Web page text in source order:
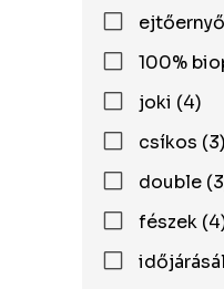
100%
joki (4)
csíkos (3)
double
fészek